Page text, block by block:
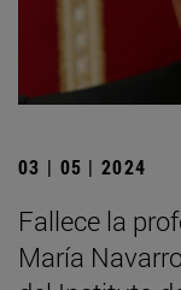
03 | 05 | 2024
Fallece la
María